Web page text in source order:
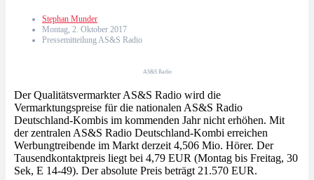
Stephan Munder
Montag, 2. Oktober 2017
Pressemitteilung AS&S Radio
AS&S Radio
Der Qualitätsvermarkter AS&S Radio wird die
Vermarktungspreise für die nationalen AS&S Radio
Deutschland-Kombis im kommenden Jahr nicht erhöhen. Mit
der zentralen AS&S Radio Deutschland-Kombi erreichen
Werbungtreibende im Markt derzeit 4,506 Mio. Hörer. Der
Tausendkontaktpreis liegt bei 4,79 EUR (Montag bis Freitag, 30
Sek, E 14-49). Der absolute Preis beträgt 21.570 EUR.